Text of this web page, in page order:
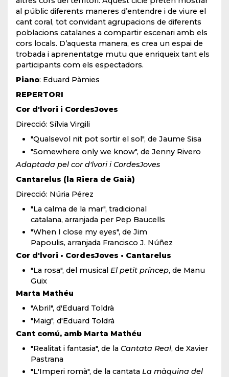
al públic diferents maneres d’entendre i de viure el
cant coral, tot convidant agrupacions de diferents
poblacions catalanes a compartir escenari amb els
cors locals. D’aquesta manera, es crea un espai de
trobada i aprenentatge mutu que enriqueix tant els
participants com els espectadors.
Piano: Eduard Pàmies
REPERTORI
Cor d'lvori i CordesJoves
Direcció: Sílvia Virgili
"Qualsevol nit pot sortir el sol", de Jaume Sisa
"Somewhere only we know", de Jenny Rivero
Adaptada pel cor d'lvori i CordesJoves
Cantarelus (la Riera de Gaià)
Direcció: Núria Pérez
"La calma de la mar", tradicional
catalana, arranjada per Pep Baucells
"When I close my eyes", de Jim
Papoulis, arranjada Francisco J. Núñez
Cor d'lvori • CordesJoves • Cantarelus
"La rosa", del musical El petit príncep, de Manu
Guix
Marta Mathéu
"Abril", d'Eduard Toldrà
"Maig", d'Eduard Toldrà
Cant comú, amb Marta Mathéu
"Realitat i fantasia", de la Cantata Real, de Xavier
Pastrana
"L'Imperi romà", de la cantata La màquina del